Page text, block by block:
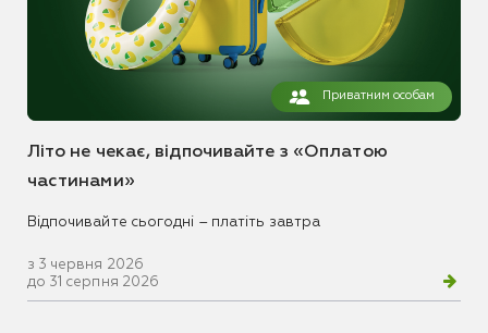
Приватним особам
Літо не чекає, відпочивайте з «Оплатою
частинами»
Відпочивайте сьогодні – платіть завтра
з 3 червня 2026
до 31 серпня 2026